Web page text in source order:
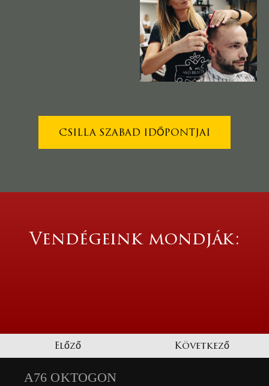
CSILLA SZABAD IDŐPONTJAI
Vendégeink mondják:
Előző Következő
A76 OKTOGON